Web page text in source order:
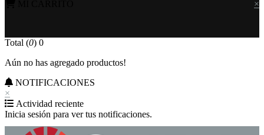
×
Total (0) 0
Aún no has agregado productos!
NOTIFICACIONES
×
Actividad reciente
Inicia sesión para ver tus notificaciones.